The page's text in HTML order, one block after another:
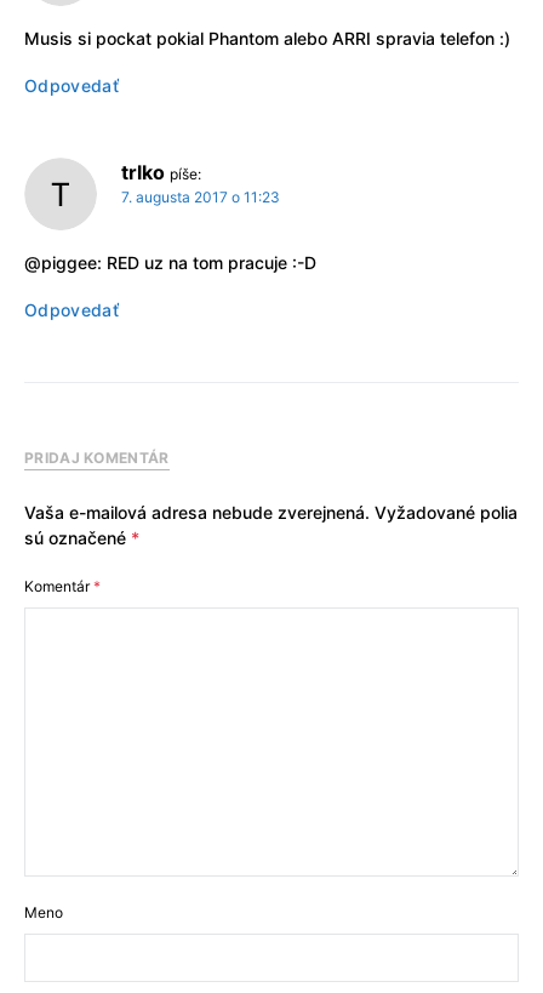
Musis si pockat pokial Phantom alebo ARRI spravia telefon :)
Odpovedať
trlko píše:
7. augusta 2017 o 11:23
@piggee: RED uz na tom pracuje :-D
Odpovedať
PRIDAJ KOMENTÁR
Vaša e-mailová adresa nebude zverejnená. Vyžadované polia
sú označené *
Komentár*
Meno